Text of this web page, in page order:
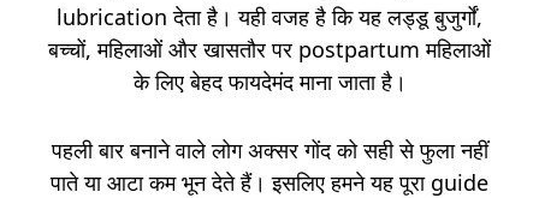
lubrication देता है। यही वजह है कि यह लड्डू बुजुर्गों,
बच्चों, महिलाओं और खासतौर पर postpartum महिलाओं
के लिए बेहद फायदेमंद माना जाता है।
पहली बार बनाने वाले लोग अक्सर गोंद को सही से फुला नहीं
पाते या आटा कम भून देते हैं। इसलिए हमने यह पूरा guide